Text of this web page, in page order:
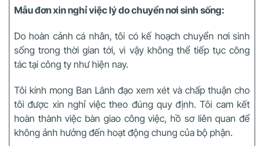
Mẫu đơn xin nghỉ việc lý do chuyển nơi sinh sống:
Do hoàn cảnh cá nhân, tôi có kế hoạch chuyển nơi sinh
sống trong thời gian tới, vì vậy không thể tiếp tục công
tác tại công ty như hiện nay.
Tôi kính mong Ban Lãnh đạo xem xét và chấp thuận cho
tôi được xin nghỉ việc theo đúng quy định. Tôi cam kết
hoàn thành việc bàn giao công việc, hồ sơ liên quan để
không ảnh hưởng đến hoạt động chung của bộ phận.